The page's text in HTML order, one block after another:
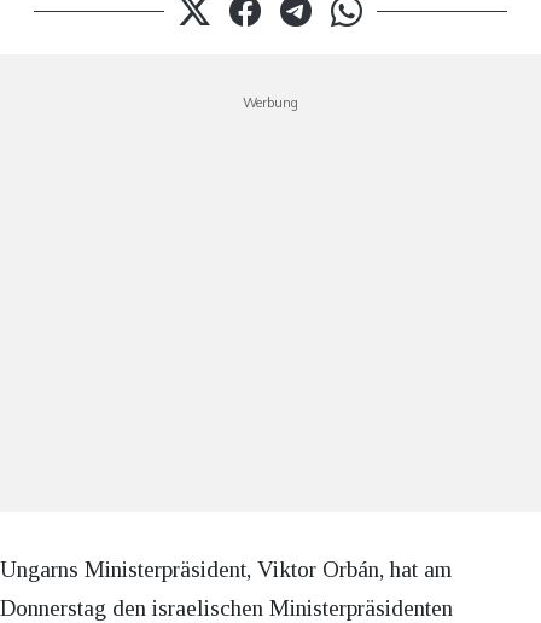
Werbung
Ungarns Ministerpräsident, Viktor Orbán, hat am
Donnerstag den israelischen Ministerpräsidenten